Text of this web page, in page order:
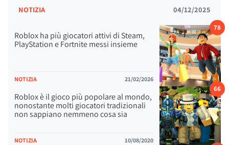
NOTIZIA 04/12/2025
Roblox ha più giocatori attivi di Steam,
PlayStation e Fortnite messi insieme
NOTIZIA 21/02/2026
78
Roblox è il gioco più popolare al mondo,
nonostante molti giocatori tradizionali
non sappiano nemmeno cosa sia
NOTIZIA 10/08/2020
66